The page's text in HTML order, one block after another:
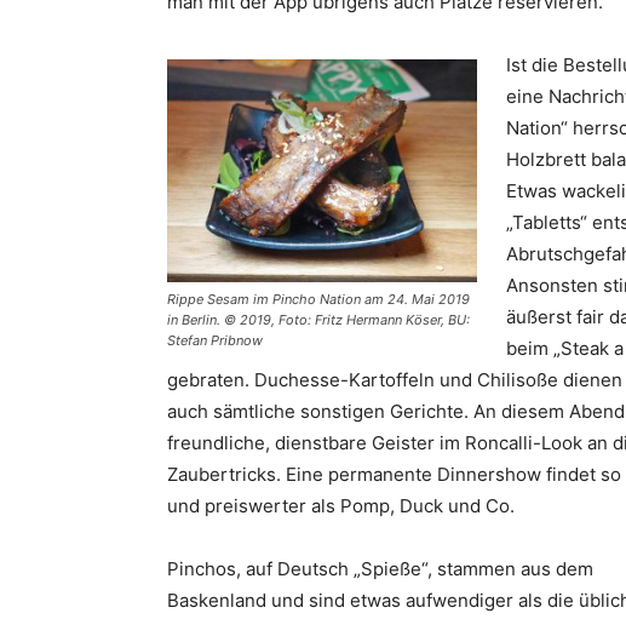
Rippe Sesam im Pincho Nation am 24. Mai 2019
in Berlin. © 2019, Foto: Fritz Hermann Köser, BU:
Stefan Pribnow
Ist die
eine
Nation“
Holzbrett
Etwas
„Tabletts“
Ansonsten
äußerst fair
beim „Steak
gebraten. Duchesse-Kartoffeln und Chilisoße
auch sämtliche sonstigen Gerichte. An diesem
freundliche, dienstbare Geister im Roncalli-Look an
Zaubertricks. Eine permanente Dinnershow findet
und preiswerter als Pomp, Duck und Co.
Pinchos, auf Deutsch „Spieße“, stammen aus dem
Baskenland und sind etwas aufwendiger als die